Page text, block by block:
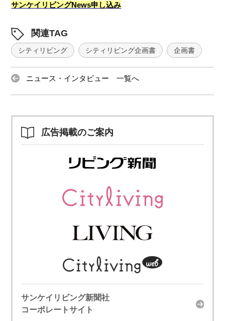
サンケイリビングNews申し込み
関連TAG
シティリビング シティリビング企画書 企画書
ニュース・インタビュー 一覧へ
広告掲載のご案内
サンケイリビング新聞社
コーポレートサイト